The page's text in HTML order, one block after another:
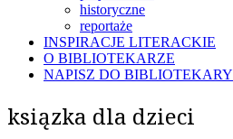
historyczne
reportaże
INSPIRACJE LITERACKIE
O BIBLIOTEKARZE
NAPISZ DO BIBLIOTEKARY
ksiązka dla dzieci